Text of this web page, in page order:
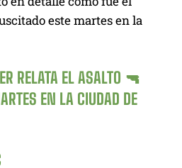
este martes en la
RELATA EL ASALTO 🔫
EN LA CIUDAD DE